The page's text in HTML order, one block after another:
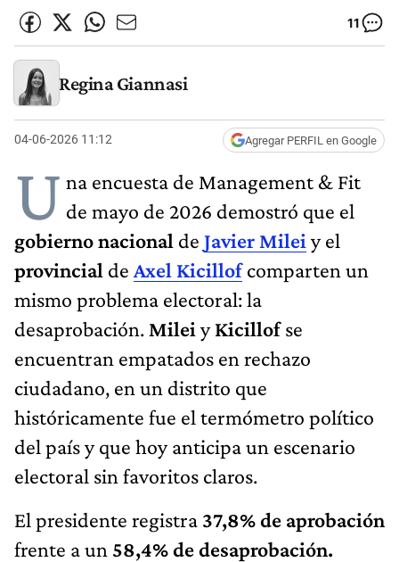
11
Regina Giannasi
04-06-2026 11:12 Agregar PERFIL en Google
U na encuesta de Management & Fit
de mayo de 2026 demostró que el
gobierno nacional de Javier Milei y el
provincial de Axel Kicillofcomparten un
mismo problema electoral: la
desaprobación. Milei yKicillofse
encuentran empatados en rechazo
ciudadano, en un distrito que
históricamente fue el termómetro político
del país y que hoy anticipa un escenario
electoral sin favoritos claros.
El presidente registra 37,8% de aprobación
frente a un 58,4% de desaprobación.